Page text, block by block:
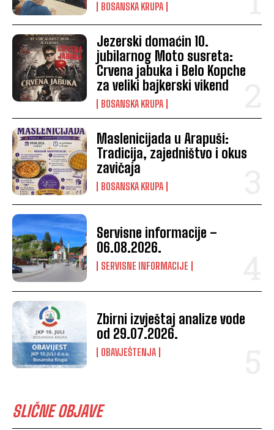
BOSANSKA KRUPA
Jezerski domaćin 10.
jubilarnog Moto susreta:
Crvena jabuka i Belo Kopche
za veliki bajkerski vikend
BOSANSKA KRUPA
Maslenicijada u Arapuši:
Tradicija, zajedništvo i okus
zavičaja
BOSANSKA KRUPA
Servisne informacije –
06.08.2026.
SERVISNE INFORMACIJE
Zbirni izvještaj analize vode
od 29.07.2026.
OBAVJEŠTENJA
SLIČNE OBJAVE